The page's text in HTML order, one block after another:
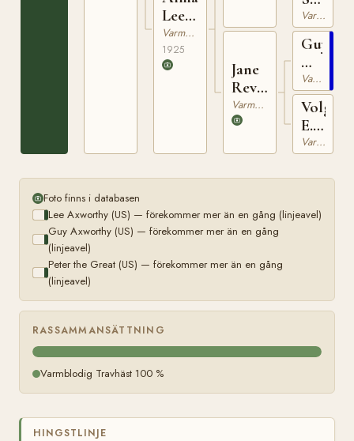
Lee
(US)Varmblodig Travhäst
1925
Jane
Revere
(US)Varmblodig Travhäst
(US)
Varmblodig Travhäst
Guy
(US)
Varmblodig Travhäst
Volga
E.
(US)
Varmblodig Travhäst
Foto finns i databasen
Lee Axworthy (US) — förekommer mer än en gång (linjeavel)
Guy Axworthy (US) — förekommer mer än en gång
(linjeavel)
Peter the Great (US) — förekommer mer än en gång
(linjeavel)
RASSAMMANSÄTTNING
Varmblodig Travhäst 100 %
HINGSTLINJE